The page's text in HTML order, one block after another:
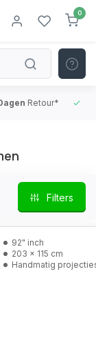
0
Retour*
Filters
92" inch
203 x 115 cm
Handmatig